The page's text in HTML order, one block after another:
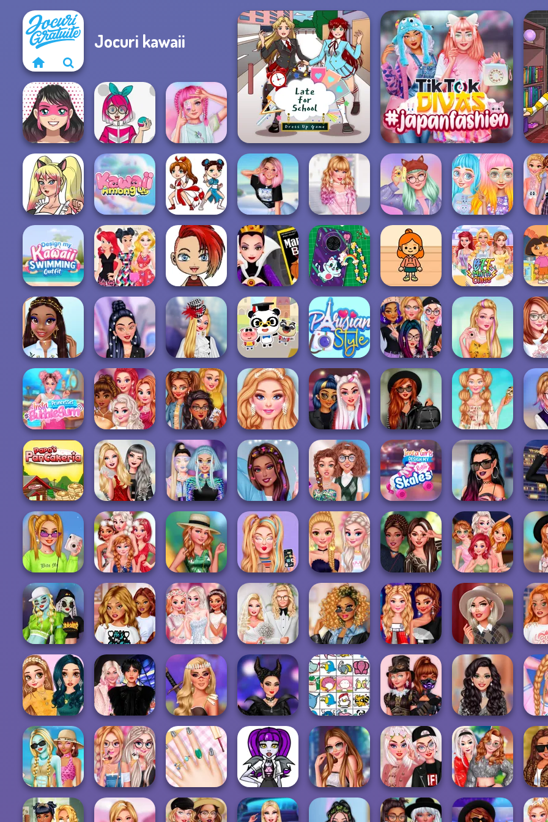
Jocuri kawaii
Late For School
TikTok Divas
#japanfashion
Kawaii
Superhero
Avatar Maker
Kawaii Monster
Trainer Avatar...
Fairy Kei Fashion
Kawaii Kitty Cat
Girl
Kawaii Among Us
Kawaii Chibi
Fighter
My Winter Kawaii
Look
Insta Girls
Babycore
Fashion
Look-ul meu
kawaii
Princess Culture
of Cuteness
My
Costumul meu
de înot kawaii
Tokyo Or London
Style: Princes...
Kawaii Chibi
Avatar Maker
Evil Queen's
Revenge
DIY Phone Case
Shop
TB Avataria Life
Girl
BFF Math Class
Dora
la
My Beauty Corner
Decoration
Ulzzang
Princesses
TikTok Stars
Welcome To
Wonder...
Dr. Panda School Parisian Style
Princesses: E-
Girl Style
Fetele Insta:
Culorile verii
Insta Princesses
#bubblegum
Princesses
Evening On Red
Carp...
Princesses VSCO
Girls
My Fabulous
Winter Wedding
TikTok DJs
Villains Vs
Princesses
School...
Stylish Summer
Days
Papa's
Pancakeria
Ellie: You Can Be
Anything
Insta Girls
Intergalactic
Look...
Pastel Academia
Transformarea
tocilarei
Decoraza-mi
patinele cu rotile
TikTok Stars
#justforfun
V-
Superheroes
Summer Trends
BFF Turning Into
Bridezilla
Insta Girls
Tropical Prints
Cold Season
VSCO Girl #WIMB
Bachelorette
Party
My Spirit Animal
Outfit
Princesses
Summer Waves
Monster Girls
Rivalry
BFFs Guide To
Breakup
My Bff's Wedding
Babs' Spring
Wedding
TikTok Diva
Weekly Planner
Princesses This
Is Future
Hollywood Stars
#preppy
Princesses
Choose Your
Style
Wednesday
Besties Fun Day
Prințesele
curajoase
Princesses
Villain Party
Crash...
Pet Connect
Insta Divas
Fashion Roulette
Influencers' New
Year's Eve Pa...